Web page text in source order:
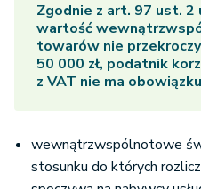
Zgodnie z art. 97 ust.
wartość
towarów nie
50 000 zł, podatnik
z VAT nie ma
wewnątrzwspólnotowe
stosunku do których